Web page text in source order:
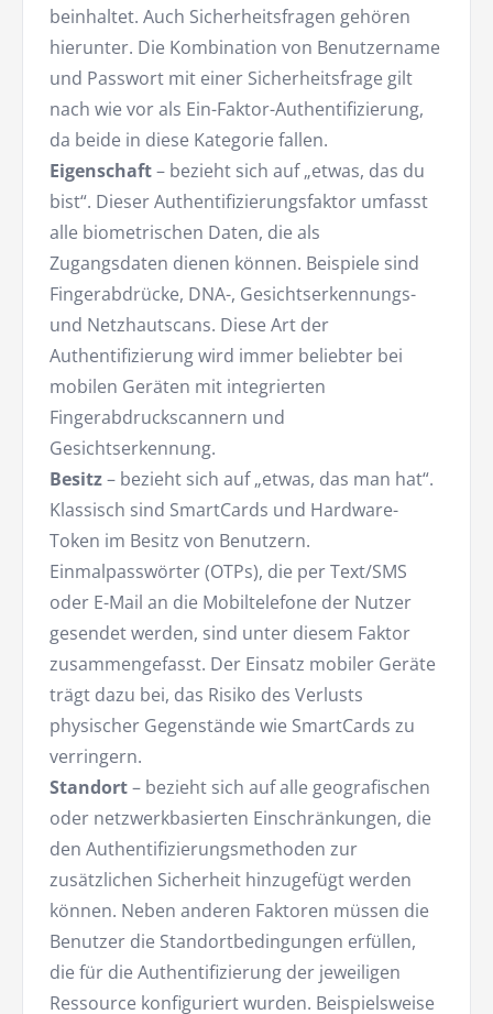
beinhaltet. Auch Sicherheitsfragen gehören
hierunter. Die Kombination von Benutzername
und Passwort mit einer Sicherheitsfrage gilt
nach wie vor als Ein-Faktor-Authentifizierung,
da beide in diese Kategorie fallen.
Eigenschaft– bezieht sich auf „etwas, das du
bist“. Dieser Authentifizierungsfaktor umfasst
alle biometrischen Daten, die als
Zugangsdaten dienen können. Beispiele sind
Fingerabdrücke, DNA-, Gesichtserkennungs-
und Netzhautscans. Diese Art der
Authentifizierung wird immer beliebter bei
mobilen Geräten mit integrierten
Fingerabdruckscannern und
Gesichtserkennung.
Besitz– bezieht sich auf „etwas, das man hat“.
Klassisch sind SmartCards und Hardware-
Token im Besitz von Benutzern.
Einmalpasswörter (OTPs), die per Text/SMS
oder E-Mail an die Mobiltelefone der Nutzer
gesendet werden, sind unter diesem Faktor
zusammengefasst. Der Einsatz mobiler Geräte
trägt dazu bei, das Risiko des Verlusts
physischer Gegenstände wie SmartCards zu
verringern.
Standort– bezieht sich auf alle geografischen
oder netzwerkbasierten Einschränkungen, die
den Authentifizierungsmethoden zur
zusätzlichen Sicherheit hinzugefügt werden
können. Neben anderen Faktoren müssen die
Benutzer die Standortbedingungen erfüllen,
die für die Authentifizierung der jeweiligen
Ressource konfiguriert wurden. Beispielsweise